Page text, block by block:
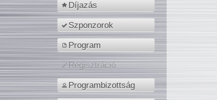
Díjazás
Szponzorok
Program
Regisztráció
Programbizottság